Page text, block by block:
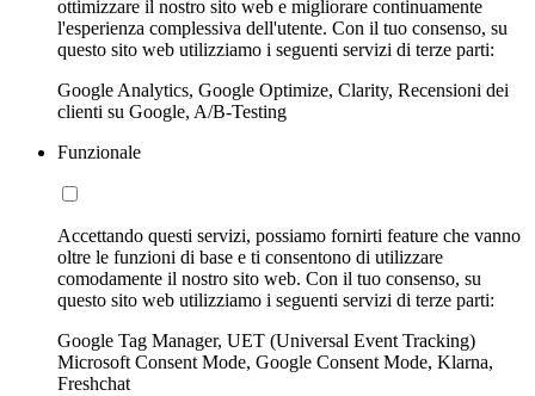
ottimizzare il nostro sito web e migliorare continuamente
l'esperienza complessiva dell'utente. Con il tuo consenso, su
questo sito web utilizziamo i seguenti servizi di terze parti:
Google Analytics, Google Optimize, Clarity, Recensioni dei
clienti su Google, A/B-Testing
Funzionale
Accettando questi servizi, possiamo fornirti feature che vanno
oltre le funzioni di base e ti consentono di utilizzare
comodamente il nostro sito web. Con il tuo consenso, su
questo sito web utilizziamo i seguenti servizi di terze parti:
Google Tag Manager, UET (Universal Event Tracking)
Microsoft Consent Mode, Google Consent Mode, Klarna,
Freshchat